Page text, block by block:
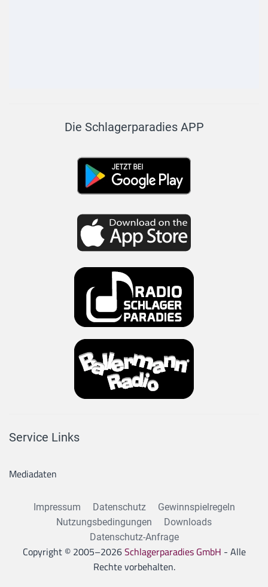
Die Schlagerparadies APP
Service Links
Mediadaten
Impressum Datenschutz
Gewinnspielregeln
Nutzungsbedingungen
Downloads
Datenschutz-Anfrage
Copyright © 2005–2026Schlagerparadies GmbH - Alle
Rechte vorbehalten.